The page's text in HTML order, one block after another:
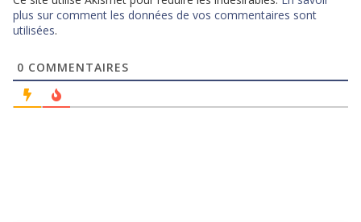
plus sur comment les données de vos commentaires sont
utilisées.
0 COMMENTAIRES